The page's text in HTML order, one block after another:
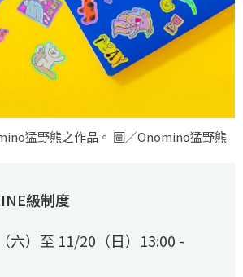
猛野熊之作品。 圖／Onomino猛野熊
級制度
六）至 11/20（日）13:00 -